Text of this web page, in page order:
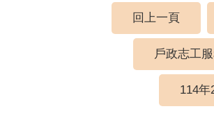
回上一頁
戶政志工
114年